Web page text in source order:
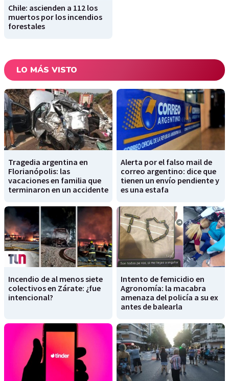
Chile: ascienden a 112 los
muertos por los incendios
forestales
LO MÁS VISTO
Tragedia argentina en
Florianópolis: las
vacaciones en familia que
terminaron en un accidente
Alerta por el falso mail de
correo argentino: dice que
tienen un envío pendiente y
es una estafa
Incendio de al menos siete
colectivos en Zárate: ¿fue
intencional?
Intento de femicidio en
Agronomía: la macabra
amenaza del policía a su ex
antes de balearla